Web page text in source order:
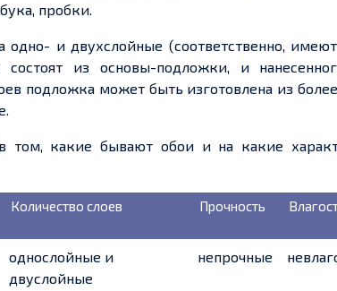
пробки.
и двухслойные (соответственно,
из основы-подложки, и
подложка может быть изготовлена из
том, какие бывают обои и на какие
Количество слоев Прочность
однослойные и
двуслойные
непрочные